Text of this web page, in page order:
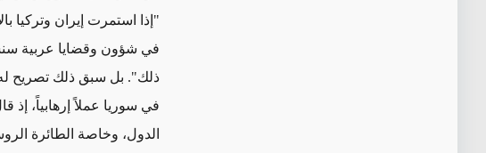
"إذا استمرت إيران وتركيا
في شؤون وقضايا عربية
ذلك". بل سبق ذلك تصريح له
في سوريا عملاً إرهابياً، إذ
الدول، وخاصة الطائرة